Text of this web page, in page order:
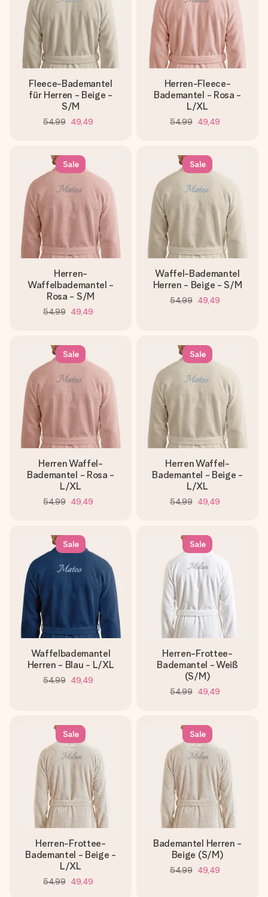
Fleece-Bademantel
für Herren - Beige -
S/M
54,99 49,49
Herren-Fleece-
Bademantel - Rosa -
L/XL
54,99 49,49
Sale
Herren-
Waffelbademantel -
Rosa - S/M
54,99 49,49
Sale
Waffel-Bademantel
Herren - Beige - S/M
54,99 49,49
Sale
Herren Waffel-
Bademantel - Rosa -
L/XL
54,99 49,49
Sale
Herren Waffel-
Bademantel - Beige -
L/XL
54,99 49,49
Sale
Waffelbademantel
Herren - Blau - L/XL
54,99 49,49
Sale
Herren-Frottee-
Bademantel - Weiß
(S/M)
54,99 49,49
Sale
Herren-Frottee-
Bademantel - Beige -
L/XL
54,99 49,49
Sale
Bademantel Herren -
Beige (S/M)
54,99 49,49